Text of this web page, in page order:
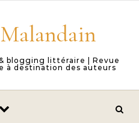
blogging littéraire | Revue
à destination des auteurs